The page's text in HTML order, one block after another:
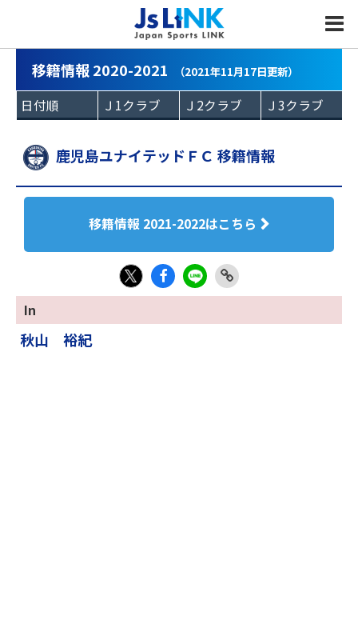
移籍情報 2020-2021 （2021年11月17日更新）
鹿児島ユナイテッドＦＣ 移籍情報
移籍情報 2021-2022はこちら
X
Fac
eb
LIN
E
Link
Copy
In
秋山 裕紀